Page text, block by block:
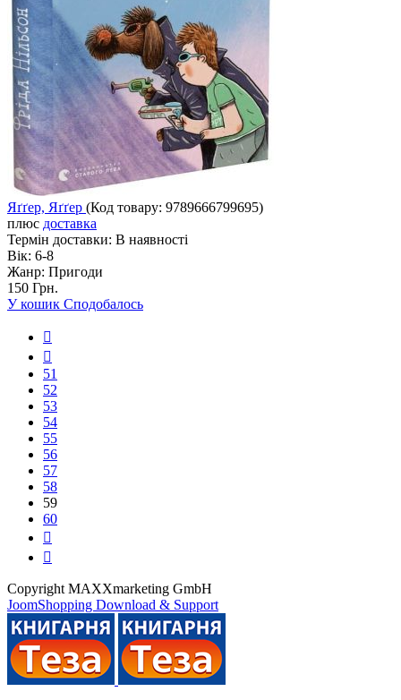
Яґґер, Яґґер (Код товару: 9789666799695)
плюс доставка
Термін доставки: В наявності
Вік: 6-8
Жанр: Пригоди
150 Грн.
У кошик Сподобалось
51
52
53
54
55
56
57
58
59
60
Copyright MAXXmarketing GmbH
JoomShopping Download & Support